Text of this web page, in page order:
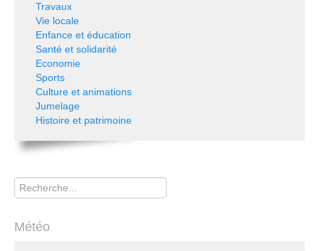
Travaux
Vie locale
Enfance et éducation
Santé et solidarité
Economie
Sports
Culture et animations
Jumelage
Histoire et patrimoine
Rechercher
Météo